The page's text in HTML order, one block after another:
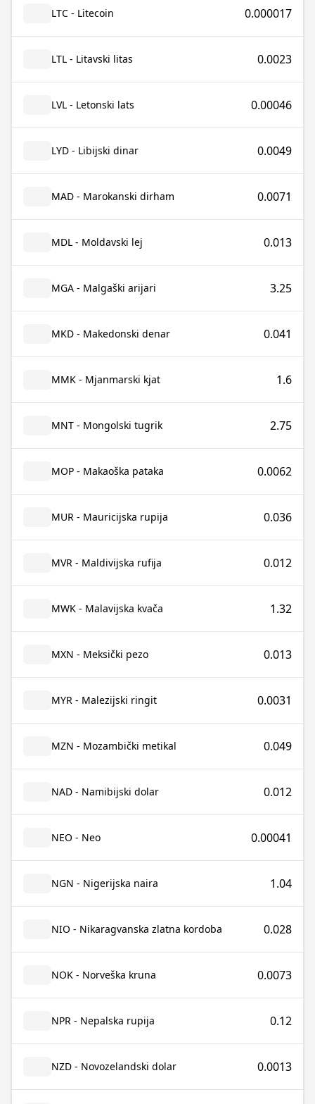
LTC - Litecoin 0.000017
LTL - Litavski litas 0.0023
LVL - Letonski lats 0.00046
LYD - Libijski dinar 0.0049
MAD - Marokanski dirham 0.0071
MDL - Moldavski lej 0.013
MGA - Malgaški arijari 3.25
MKD - Makedonski denar 0.041
MMK - Mjanmarski kjat 1.6
MNT - Mongolski tugrik 2.75
MOP - Makaoška pataka 0.0062
MUR - Mauricijska rupija 0.036
MVR - Maldivijska rufija 0.012
MWK - Malavijska kvača 1.32
MXN - Meksički pezo 0.013
MYR - Malezijski ringit 0.0031
MZN - Mozambički metikal 0.049
NAD - Namibijski dolar 0.012
NEO - Neo 0.00041
NGN - Nigerijska naira 1.04
NIO - Nikaragvanska zlatna kordoba 0.028
NOK - Norveška kruna 0.0073
NPR - Nepalska rupija 0.12
NZD - Novozelandski dolar 0.0013